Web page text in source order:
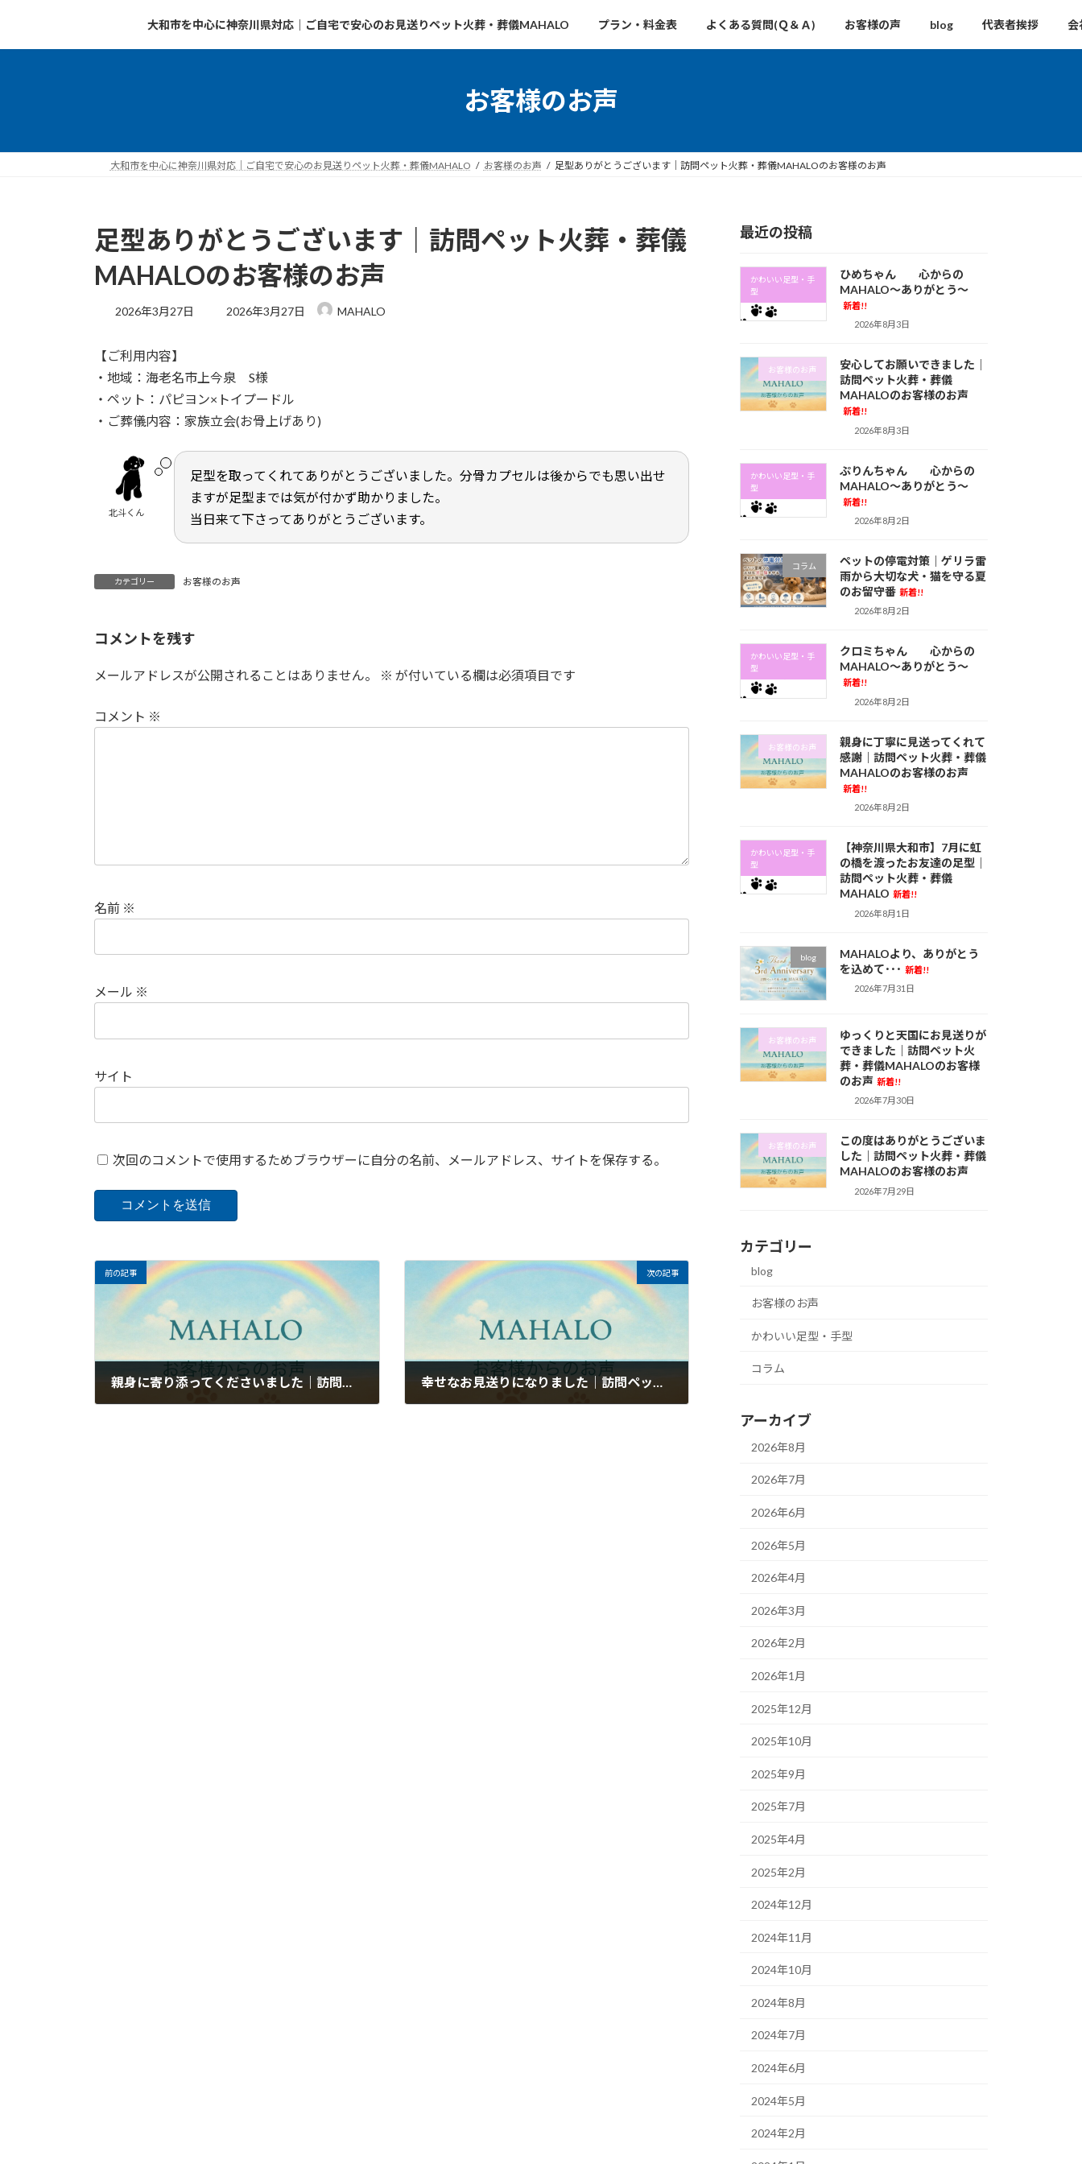
テ
ゲ
大和市を中心に神奈川県対応｜ご自宅で安心のお見送りペット火葬・葬儀MAHALO プラン・料金表 よくある質問(Ｑ＆Ａ) お客様の声 blog 代表者挨拶 会
お客様のお声
大和市を中心に神奈川県対応｜ご自宅で安心のお見送りペット火葬・葬儀MAHALO お客様のお声 足型ありがとうございます｜訪問ペット火葬・葬儀MAHALOのお客様のお声
足型ありがとうございます｜訪問ペット火葬・葬儀
MAHALOのお客様のお声
2026年3月27日
最
日
時
:
2026年3月27日 MAHALO
【ご利用内容】
・地域：海老名市上今泉 S様
・ペット：パピヨン×トイプードル
・ご葬儀内容：家族立会(お骨上げあり)
北斗くん
足型を取ってくれてありがとうございました。分骨カプセルは後からでも思い出せ
ますが足型までは気が付かず助かりました。
当日来て下さってありがとうございます。
カテゴリー お客様のお声
コメントを残す
メールアドレスが公開されることはありません。 ※ が付いている欄は必須項目です
コメント ※
名前 ※
メール ※
サイト
次回のコメントで使用するためブラウザーに自分の名前、メールアドレス、サイトを保存する。
前の記事
親身に寄り添ってくださいました｜訪問ペット火葬・葬儀MAHALOのお客様のお声
次の記事
幸せなお見送りになりました｜訪問ペット火葬・葬儀MAHALOのお客様のお声
最近の投稿
かわいい足型・手
型
ひめちゃん 心からの
MAHALO～ありがとう～
新着!!
2026年8月3日
お客様のお声
安心してお願いできました｜
訪問ペット火葬・葬儀
MAHALOのお客様のお声
新着!!
2026年8月3日
かわいい足型・手
型
ぷりんちゃん 心からの
MAHALO～ありがとう～
新着!!
2026年8月2日
コラム
ペットの停電対策｜ゲリラ雷
雨から大切な犬・猫を守る夏
のお留守番 新着!!
2026年8月2日
かわいい足型・手
型
クロミちゃん 心からの
MAHALO～ありがとう～
新着!!
2026年8月2日
お客様のお声
親身に丁寧に見送ってくれて
感謝｜訪問ペット火葬・葬儀
MAHALOのお客様のお声
新着!!
2026年8月2日
かわいい足型・手
型
【神奈川県大和市】7月に虹
の橋を渡ったお友達の足型｜
訪問ペット火葬・葬儀
MAHALO 新着!!
2026年8月1日
blog
MAHALOより、ありがとう
を込めて･･･ 新着!!
2026年7月31日
お客様のお声
ゆっくりと天国にお見送りが
できました｜訪問ペット火
葬・葬儀MAHALOのお客様
のお声 新着!!
2026年7月30日
お客様のお声
この度はありがとうございま
した｜訪問ペット火葬・葬儀
MAHALOのお客様のお声
2026年7月29日
カテゴリー
blog
お客様のお声
かわいい足型・手型
コラム
アーカイブ
2026年8月
2026年7月
2026年6月
2026年5月
2026年4月
2026年3月
2026年2月
2026年1月
2025年12月
2025年10月
2025年9月
2025年7月
2025年4月
2025年2月
2024年12月
2024年11月
2024年10月
2024年8月
2024年7月
2024年6月
2024年5月
2024年2月